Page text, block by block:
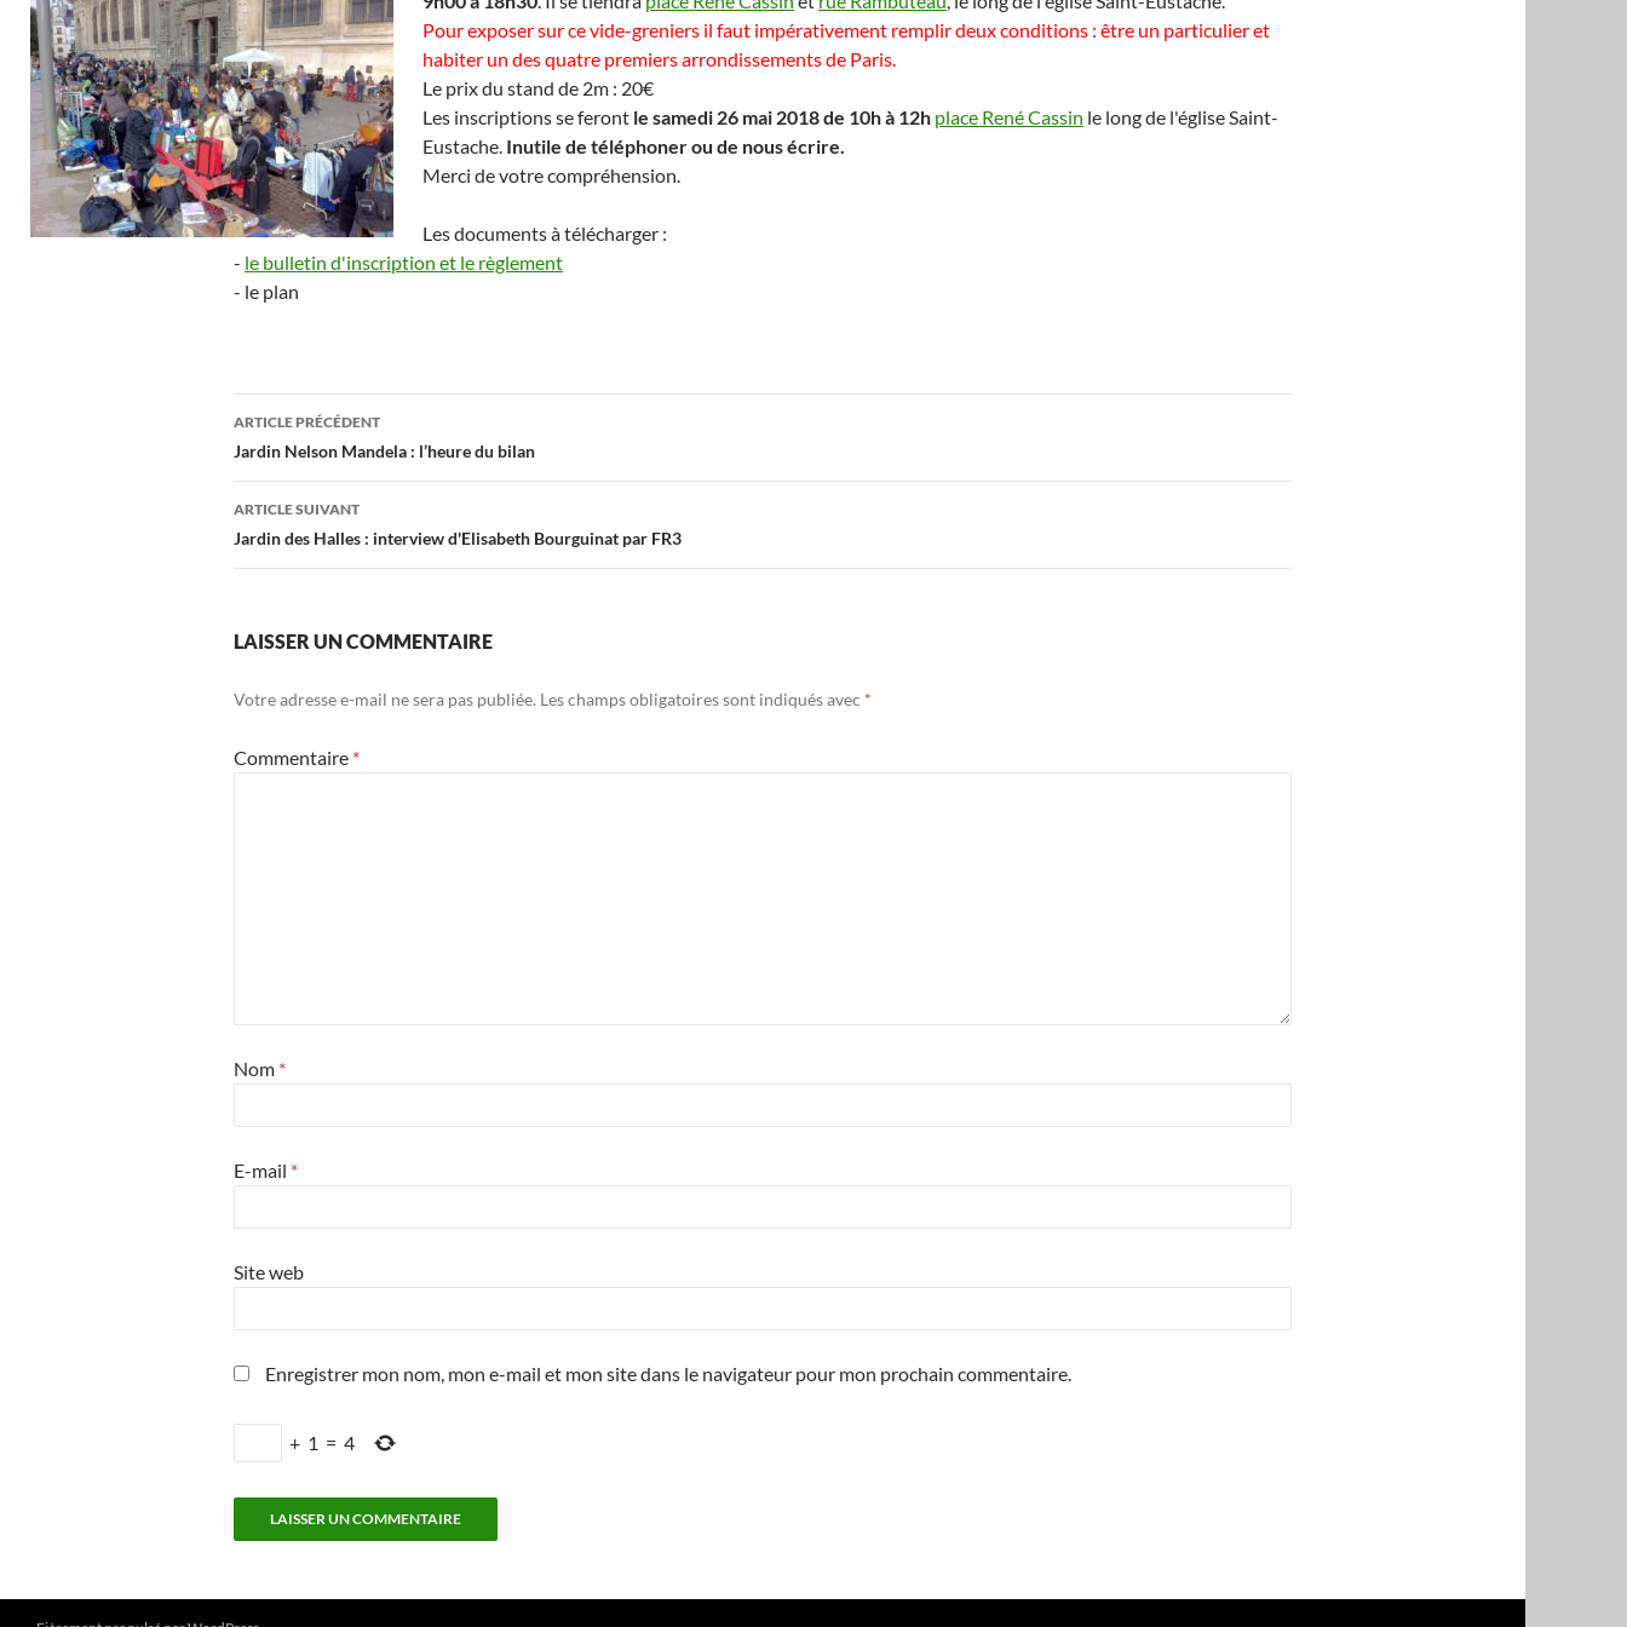
Pour exposer sur ce vide-greniers il faut impérativement remplir deux conditions : être un particulier et
habiter un des quatre premiers arrondissements de Paris.
Le prix du stand de 2m : 20€
Les inscriptions se feront le samedi 26 mai 2018 de 10h à 12h place René Cassin le long de l'église Saint-
Eustache. Inutile de téléphoner ou de nous écrire.
Merci de votre compréhension.
Les documents à télécharger :
- le bulletin d'inscription et le règlement
- le plan
Navigation
des
articles
ARTICLE PRÉCÉDENT
Jardin Nelson Mandela : l’heure du bilan
ARTICLE SUIVANT
Jardin des Halles : interview d'Elisabeth Bourguinat par FR3
LAISSER UN COMMENTAIRE
Votre adresse e-mail ne sera pas publiée. Les champs obligatoires sont indiqués avec *
Commentaire *
Nom *
E-mail *
Site web
Enregistrer mon nom, mon e-mail et mon site dans le navigateur pour mon prochain commentaire.
+ 1 = 4